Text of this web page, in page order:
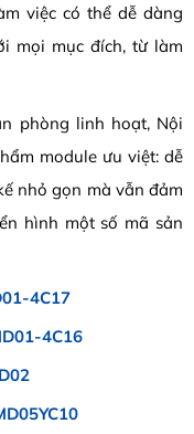
việc có thể dễ dàng
mọi mục đích, từ làm
phòng linh hoạt, Nội
module ưu việt: dễ
nhỏ gọn mà vẫn đảm
hình một số mã sản
4C17
4C16